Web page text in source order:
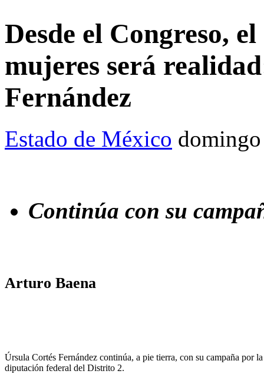
Desde el Congreso,
mujeres será
Fernández
Estado de México
Continúa con su
Arturo Baena
Úrsula Cortés Fernández continúa, a pie tierra, con su campaña por la
diputación federal del Distrito 2.